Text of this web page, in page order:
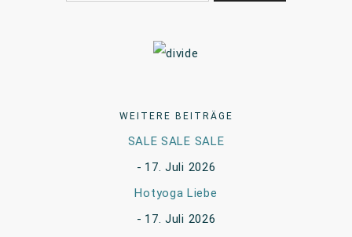
WEITERE BEITRÄGE
SALE SALE SALE
17. Juli 2026
Hotyoga Liebe
17. Juli 2026